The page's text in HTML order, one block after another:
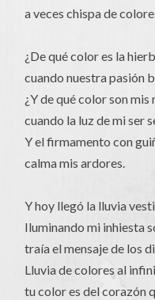
a veces chispa de
¿De qué color es la
cuando nuestra pasión
¿Y de qué color son mis
cuando la luz de mi ser
Y el firmamento con
calma mis ardores.
Y hoy llegó la lluvia
Iluminando mi inhiesta
traía el mensaje de los
Lluvia de colores al
tu color es del corazón